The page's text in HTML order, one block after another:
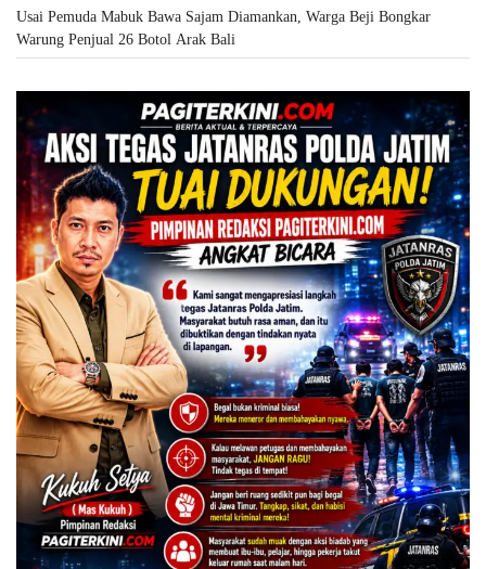
Usai Pemuda Mabuk Bawa Sajam Diamankan, Warga Beji Bongkar
Warung Penjual 26 Botol Arak Bali